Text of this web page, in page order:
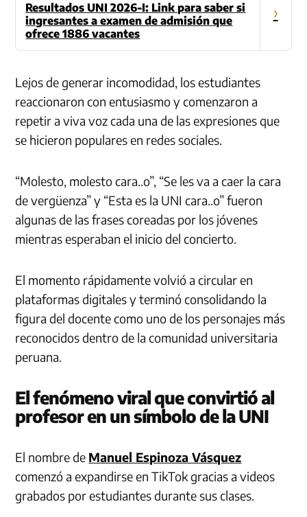
Resultados UNI 2026-I: Link para saber si
ingresantes a examen de admisión que
ofrece 1886 vacantes
›
Lejos de generar incomodidad, los estudiantes
reaccionaron con entusiasmo y comenzaron a
repetir a viva voz cada una de las expresiones que
se hicieron populares en redes sociales.
“Molesto, molesto cara..o”, “Se les va a caer la cara
de vergüenza” y “Esta es la UNI cara..o” fueron
algunas de las frases coreadas por los jóvenes
mientras esperaban el inicio del concierto.
El momento rápidamente volvió a circular en
plataformas digitales y terminó consolidando la
figura del docente como uno de los personajes más
reconocidos dentro de la comunidad universitaria
peruana.
El fenómeno viral que convirtió al
profesor en un símbolo de la UNI
El nombre de Manuel Espinoza Vásquez
comenzó a expandirse en TikTok gracias a videos
grabados por estudiantes durante sus clases.